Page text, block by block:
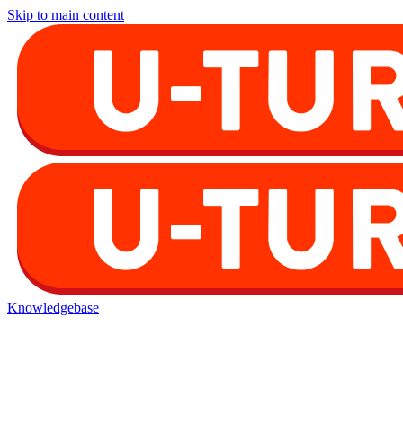
Skip to main content
Knowledgebase